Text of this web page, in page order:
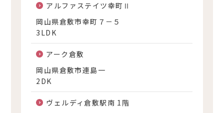
アルファステイツ幸町Ⅱ
岡山県倉敷市幸町７－５
3LDK
アーク倉敷
岡山県倉敷市連島一
2DK
ヴェルディ倉敷駅南 1階